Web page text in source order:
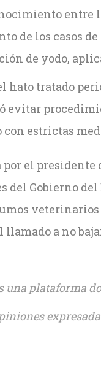
entre
de los casos
de yodo,
hato tratado
evitar
con estrictas
el
Gobierno
a no
una plataforma